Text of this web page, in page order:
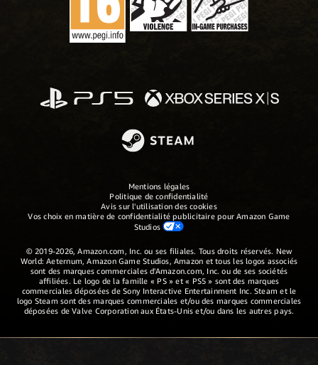
Mentions légales
Politique de confidentialité
Avis sur l'utilisation des cookies
Vos choix en matière de confidentialité publicitaire pour Amazon Game
Studios
© 2019-2026, Amazon.com, Inc. ou ses filiales. Tous droits réservés. New
World: Aeternum, Amazon Game Studios, Amazon et tous les logos associés
sont des marques commerciales d'Amazon.com, Inc. ou de ses sociétés
affiliées. Le logo de la famille « PS » et « PS5 » sont des marques
commerciales déposées de Sony Interactive Entertainment Inc. Steam et le
logo Steam sont des marques commerciales et/ou des marques commerciales
déposées de Valve Corporation aux États-Unis et/ou dans les autres pays.